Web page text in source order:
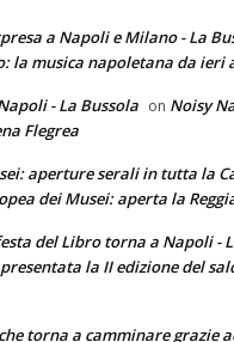
a Napoli e Milano - La
la musica napoletana da ieri
- La Bussola on Noisy
Flegrea
aperture serali in tutta la
dei Musei: aperta la
del Libro torna a Napoli -
la II edizione del
torna a camminare grazie